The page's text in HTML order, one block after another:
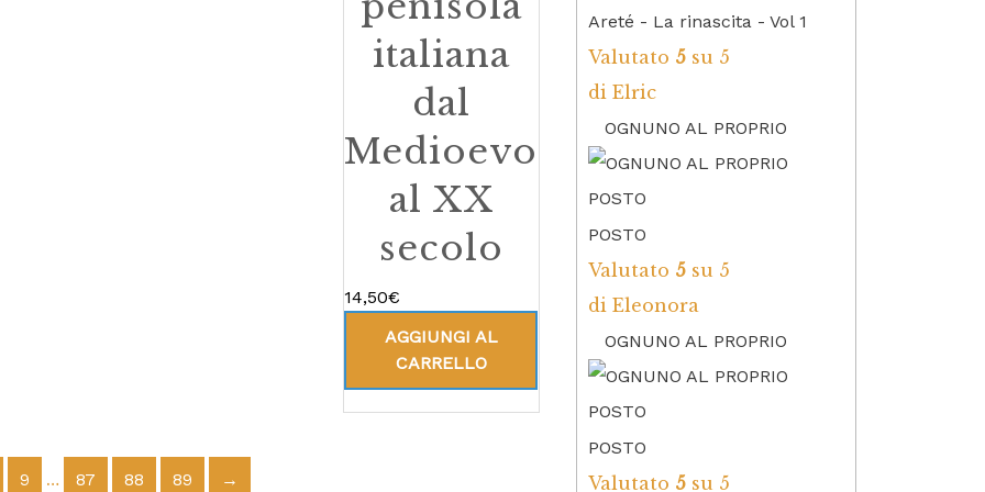
italiana
dal
Medioevo
al XX
secolo
14,50€
AGGIUNGI AL
CARRELLO
9 … 87 88 89 →
Areté - La rinascita - Vol 1
Valutato 5 su 5
di Elric
OGNUNO AL PROPRIO
POSTO
Valutato 5 su 5
di Eleonora
OGNUNO AL PROPRIO
POSTO
Valutato 5 su 5